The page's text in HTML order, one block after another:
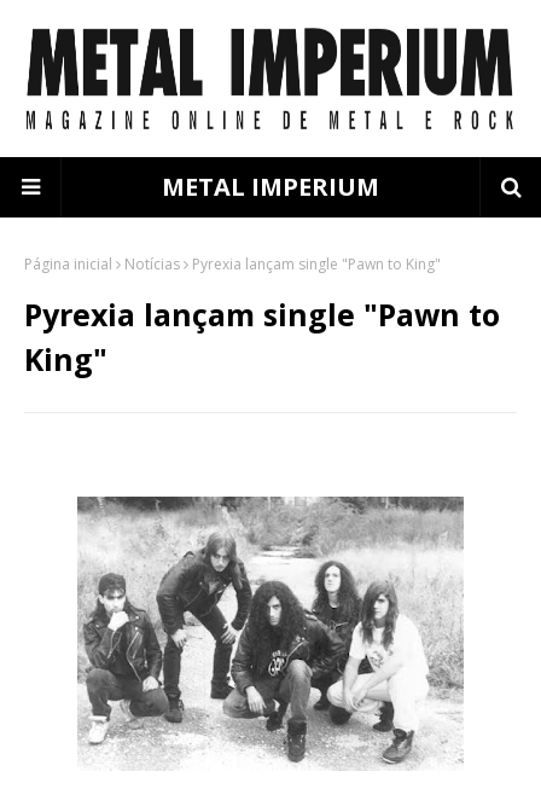
METAL IMPERIUM
Página inicial Notícias Pyrexia lançam single "Pawn to King"
Pyrexia lançam single "Pawn to
King"